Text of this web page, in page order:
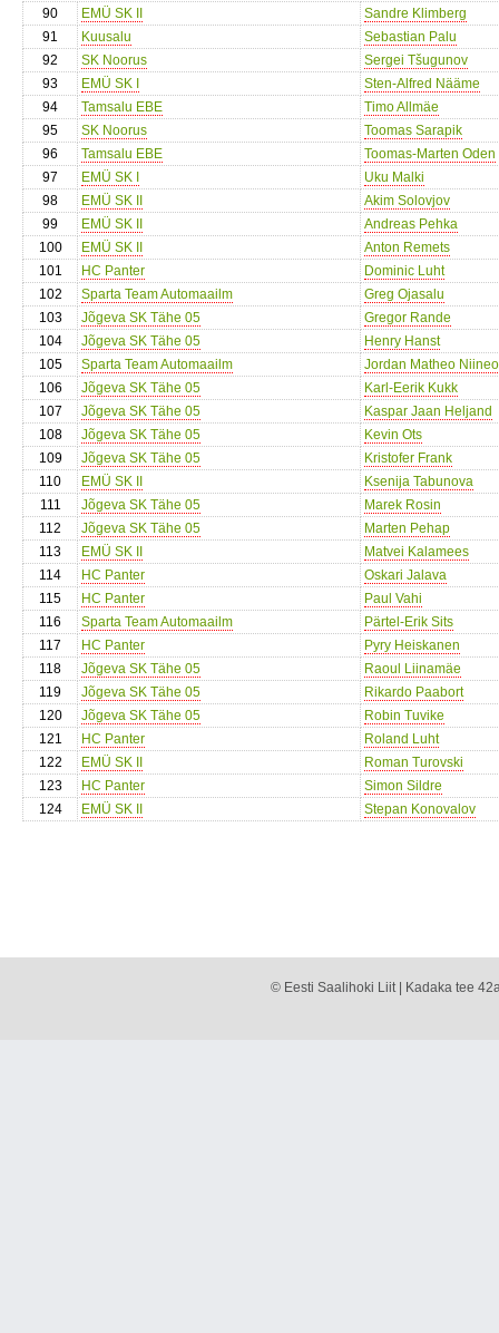
90 EMÜ SK II
Sandre Klimberg
91
Kuusalu
Sebastian Palu
92
SK Noorus
Sergei Tšugunov
93
EMÜ SK I
Sten-Alfred Nääme
94
Tamsalu EBE
Timo Allmäe
95
SK Noorus
Toomas Sarapik
96
Tamsalu EBE
Toomas-Marten Oden
97
EMÜ SK I
Uku Malki
98
EMÜ SK II
Akim Solovjov
99
EMÜ SK II
Andreas Pehka
100
EMÜ SK II
Anton Remets
101
HC Panter
Dominic Luht
102
Sparta Team Automaailm
Greg Ojasalu
103
Jõgeva SK Tähe 05
Gregor Rande
104
Jõgeva SK Tähe 05
Henry Hanst
105
Sparta Team Automaailm
Jordan Matheo
106
Jõgeva SK Tähe 05
Karl-Eerik Kukk
107
Jõgeva SK Tähe 05
Kaspar Jaan Heljand
108
Jõgeva SK Tähe 05
Kevin Ots
109
Jõgeva SK Tähe 05
Kristofer Frank
110
EMÜ SK II
Ksenija Tabunova
111
Jõgeva SK Tähe 05
Marek Rosin
112
Jõgeva SK Tähe 05
Marten Pehap
113
EMÜ SK II
Matvei Kalamees
114
HC Panter
Oskari Jalava
115
HC Panter
Paul Vahi
116
Sparta Team Automaailm
Pärtel-Erik Sits
117
HC Panter
Pyry Heiskanen
118
Jõgeva SK Tähe 05
Raoul Liinamäe
119
Jõgeva SK Tähe 05
Rikardo Paabort
120
Jõgeva SK Tähe 05
Robin Tuvike
121
HC Panter
Roland Luht
122
EMÜ SK II
Roman Turovski
123
HC Panter
Simon Sildre
124
EMÜ SK II Stepan Konovalov
© Eesti Saalihoki Liit | Kadaka tee